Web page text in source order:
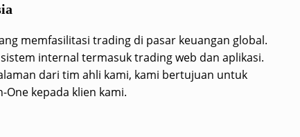
memfasilitasi trading di pasar keuangan global.
internal termasuk trading web dan aplikasi.
dari tim ahli kami, kami bertujuan untuk
kepada klien kami.